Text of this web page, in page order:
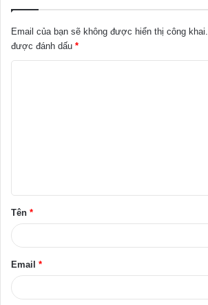
Email của bạn sẽ không được hiển thị công khai.
được đánh dấu *
ậ
n
Tên *
Email *